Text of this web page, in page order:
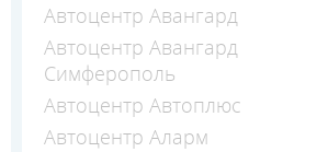
Автоцентр Авангард
Автоцентр Авангард
Симферополь
Автоцентр Автоплюс
Автоцентр Аларм